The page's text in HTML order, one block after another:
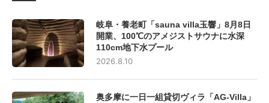
岐阜・養老町「sauna villa玉響」8月8日
開業、100℃のアメジストサウナに水深
110cm地下水プール
2026.8.10
奥多摩に一日一組貸切ヴィラ「AG-Villa」